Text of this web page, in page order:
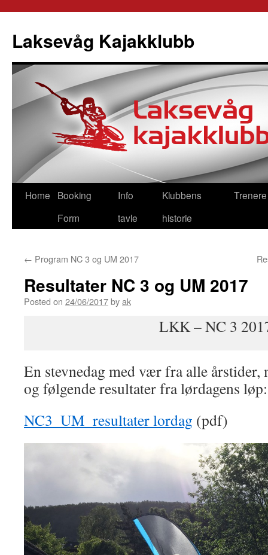
content
Laksevåg Kajakklubb
Home
Booking
Form
Info
tavle
Klubbens
historie
Trenere
← Program NC 3 og UM 2017
Resultater NC 3 og UM 2017
Posted on 24/06/2017byak
LKK – NC 3
En stevnedag med vær fra alle årstider,
og følgende resultater fra lørdagens løp:
NC3_UM_resultater lordag (pdf)